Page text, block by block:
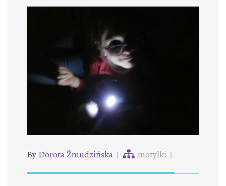
By Dorota Żmudzińska motylki